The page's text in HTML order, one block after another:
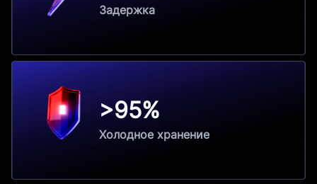
Задержка
>95%
Холодное хранение